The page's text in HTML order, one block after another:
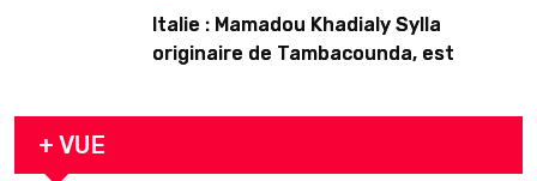
Italie : Mamadou Khadialy Sylla
originaire de Tambacounda, est
arrestation
+ VUE